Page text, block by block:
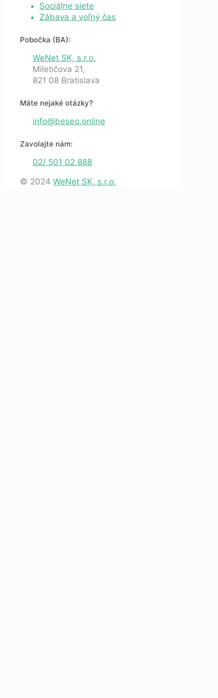
Sociálne siete
Zábava a voľný čas
Pobočka (BA):
WeNet SK, s.r.o.
Miletičova 21,
821 08 Bratislava
Máte nejaké otázky?
info@beseo.online
Zavolajte nám:
02/ 501 02 888
© 2024 WeNet SK, s.r.o.